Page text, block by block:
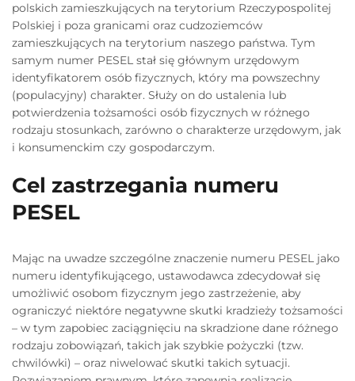
polskich zamieszkujących na terytorium Rzeczypospolitej
Polskiej i poza granicami oraz cudzoziemców
zamieszkujących na terytorium naszego państwa. Tym
samym numer PESEL stał się głównym urzędowym
identyfikatorem osób fizycznych, który ma powszechny
(populacyjny) charakter. Służy on do ustalenia lub
potwierdzenia tożsamości osób fizycznych w różnego
rodzaju stosunkach, zarówno o charakterze urzędowym, jak
i konsumenckim czy gospodarczym.
Cel zastrzegania numeru
PESEL
Mając na uwadze szczególne znaczenie numeru PESEL jako
numeru identyfikującego, ustawodawca zdecydował się
umożliwić osobom fizycznym jego zastrzeżenie, aby
ograniczyć niektóre negatywne skutki kradzieży tożsamości
– w tym zapobiec zaciągnięciu na skradzione dane różnego
rodzaju zobowiązań, takich jak szybkie pożyczki (tzw.
chwilówki) – oraz niwelować skutki takich sytuacji.